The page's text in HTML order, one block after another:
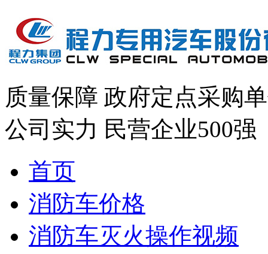
质量保障 政府定点采购
公司实力 民营企业500强
首页
消防车价格
消防车灭火操作视频